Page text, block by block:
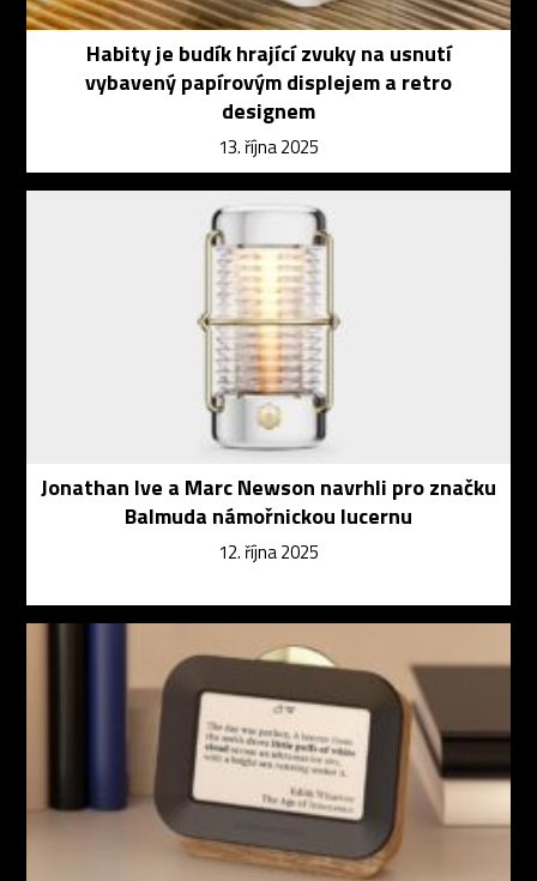
Habity je budík hrající zvuky na usnutí
vybavený papírovým displejem a retro
designem
13. října 2025
Jonathan Ive a Marc Newson navrhli pro značku
Balmuda námořnickou lucernu
12. října 2025